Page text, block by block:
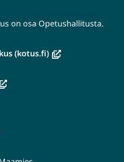
on osa Opetushallitusta.
(kotus.fi)(avautuu